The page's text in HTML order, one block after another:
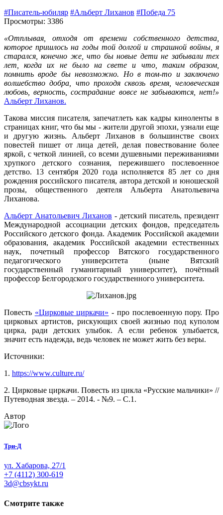
#Писатель-юбиляр #Альберт Лиханов #Победа 75
Просмотры: 3386
«Отплывая, отходя от времени собственного детства,
которое пришлось на годы той долгой и страшной войны, я
старался, конечно же, что бы новые дети не забывали тех
лет, когда их не было на свете и что, таким образом,
помнить вроде бы невозможно. Но в том-то и заключено
волшебство добра, что проходя сквозь время, человеческая
любовь, верность, сострадание вовсе не забываются, нет!»
Альберт Лиханов.
Такова миссия писателя, запечатлеть как кадры киноленты в
страницах книг, что бы мы - жители другой эпохи, узнали еще
и другую жизнь. Альберт Лиханов в большинстве своих
повестей пишет от лица детей, делая повествование более
яркой, с четкой линией, со всеми душевными переживаниями
хрупкого детского сознания, пережившего послевоенное
детство. 13 сентября 2020 года исполняется 85 лет со дня
рождения российского писателя, автора детской и юношеской
прозы, общественного деятеля Альберта Анатольевича
Лиханова.
Альберт Анатольевич Лиханов - детский писатель, президент
Международной ассоциации детских фондов, председатель
Российского детского фонда. Академик Российской академии
образования, академик Российской академии естественных
наук, почетный профессор Вятского государственного
педагогического университета (ныне Вятский
государственный гуманитарный университет), почётный
профессор Белгородского государственного университета.
Повесть «Цирковые циркачи» - про послевоенную пору. Про
цирковых артистов, рискующих своей жизнью под куполом
цирка, ради детских улыбок. А если ребенок улыбается,
значит есть надежда, ведь человек не может жить без веры.
Источники:
1. https://www.culture.ru/
2. Цирковые циркачи. Повесть из цикла «Русские мальчики» //
Путеводная звезда. – 2014. - №9. – С.1.
Автор
Три-Д
ул. Хабарова, 27/1
+7 (4112) 300-619
3d@cbsykt.ru
Смотрите также